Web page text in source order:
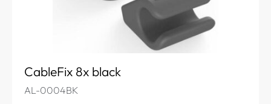
CableFix 8x black
AL-0004BK